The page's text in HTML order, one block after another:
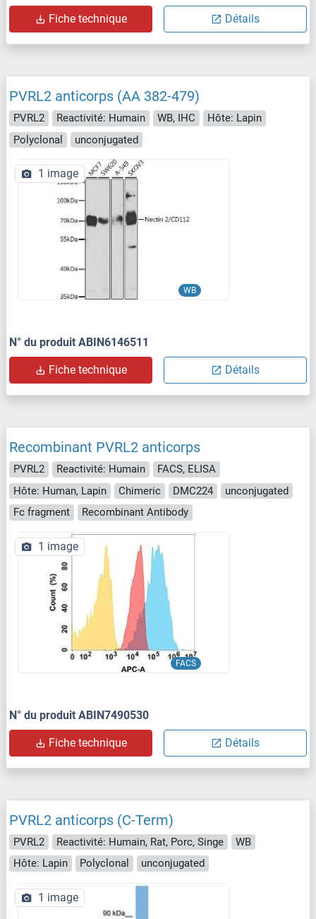
Fiche technique Détails
PVRL2 anticorps (AA 382-479)
PVRL2 Reactivité: Humain WB, IHC
Hôte: Lapin
Polyclonal
unconjugated
WB
1 image
N° du produit ABIN6146511
Fiche technique Détails
Recombinant PVRL2 anticorps
PVRL2 Reactivité: Humain
FACS, ELISA
Hôte: Human, Lapin
Chimeric DMC224
unconjugated
Fc fragment
Recombinant Antibody
FACS
1 image
N° du produit ABIN7490530
Fiche technique Détails
PVRL2 anticorps (C-Term)
PVRL2 Reactivité: Humain, Rat, Porc, Singe
WB
Hôte: Lapin
Polyclonal unconjugated
1 image